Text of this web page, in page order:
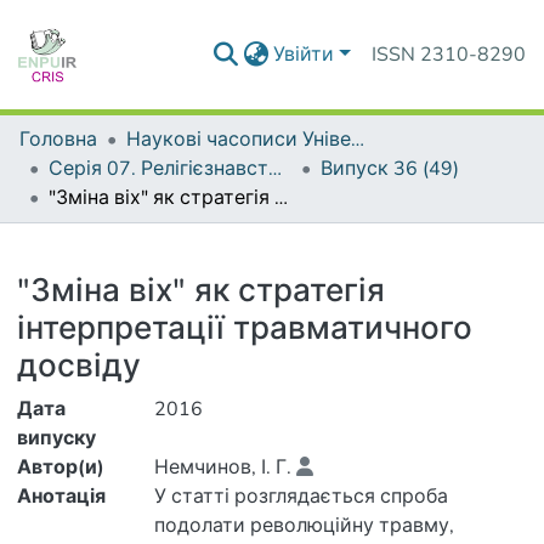
Увійти ISSN 2310-8290
Головна
Наукові часописи Університету
Серія 07. Релігієзнавство. Культурологія. Філософія
Випуск 36 (49)
"Зміна віх" як стратегія інтерпретації травматичного досвіду
"Зміна віх" як стратегія
інтерпретації травматичного
досвіду
Дата
випуску
2016
Автор(и)
Немчинов, І. Г.
Анотація
У статті розглядається спроба
подолати революційну травму,